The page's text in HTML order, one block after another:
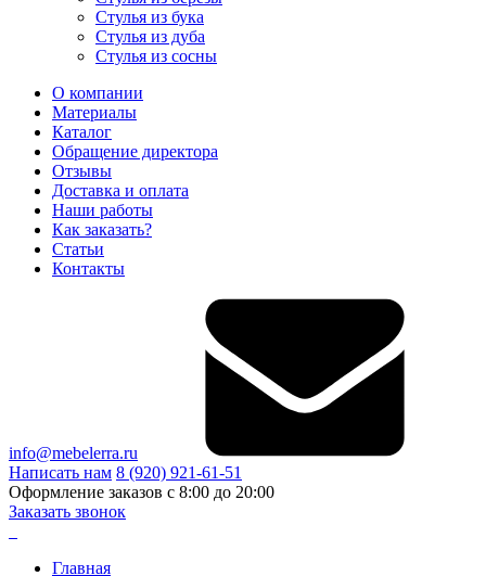
Стулья из бука
Стулья из дуба
Стулья из сосны
О компании
Материалы
Каталог
Обращение директора
Отзывы
Доставка и оплата
Наши работы
Как заказать?
Статьи
Контакты
info@mebelerra.ru
Написать нам 8 (920) 921-61-51
Оформление заказов с 8:00 до 20:00
Заказать звонок
Главная